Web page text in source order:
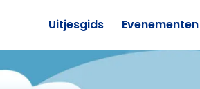
Uitjesgids Evenementen